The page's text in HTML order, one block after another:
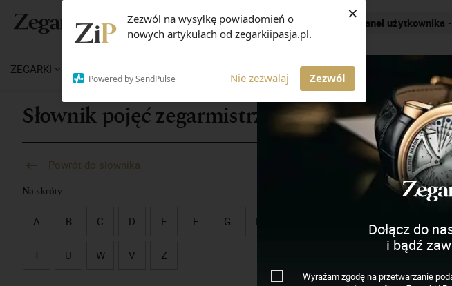
Zezwól na wysyłkę powiadomień o
nowych artykułach od zegarkiipasja.pl.
Powered by SendPulse Nie zezwalaj Zezwól
×Panel użytkownika -
ZEGARKI MAGAZYN ZEGARKI I PASJA
Słownik pojęć zegarmistrzowskich
Powrót do słownika
Na skróty:
A B C D E F G H L M
T U W V Z
Dołącz do
i bądź
Wyrażam zgodę na przetwarzanie